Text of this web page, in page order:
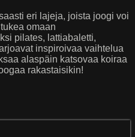
eri lajeja, joista joogi voi
omaan
pilates, lattiabaletti,
inspiroivaa vaihtelua
alaspäin katsovaa koiraa
rakastaisikin!